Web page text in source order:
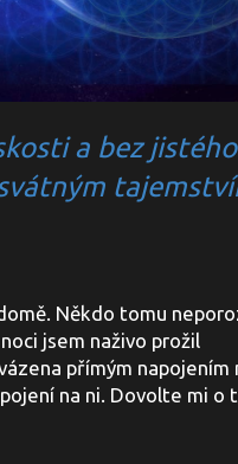
a bez jistého
Někdo tomu
jsem naživo prožil
přímým napojením
na ni. Dovolte mi o